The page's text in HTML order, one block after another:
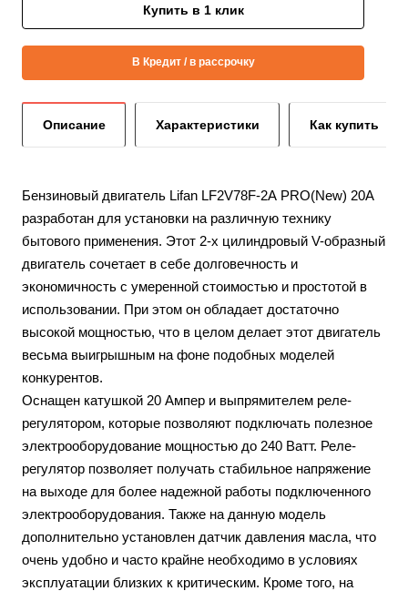
Купить в 1 клик
В Кредит / в рассрочку
Описание Характеристики Как купить
Бензиновый двигатель Lifan LF2V78F-2А PRO(New) 20А
разработан для установки на различную технику
бытового применения. Этот 2-х цилиндровый V-образный
двигатель сочетает в себе долговечность и
экономичность с умеренной стоимостью и простотой в
использовании. При этом он обладает достаточно
высокой мощностью, что в целом делает этот двигатель
весьма выигрышным на фоне подобных моделей
конкурентов.
Оснащен катушкой 20 Ампер и выпрямителем реле-
регулятором, которые позволяют подключать полезное
электрооборудование мощностью до 240 Ватт. Реле-
регулятор позволяет получать стабильное напряжение
на выходе для более надежной работы подключенного
электрооборудования. Также на данную модель
дополнительно установлен датчик давления масла, что
очень удобно и часто крайне необходимо в условиях
эксплуатации близких к критическим. Кроме того, на